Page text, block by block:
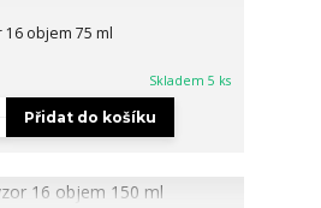
16 objem 75 ml
Skladem 5 ks
Přidat do košíku